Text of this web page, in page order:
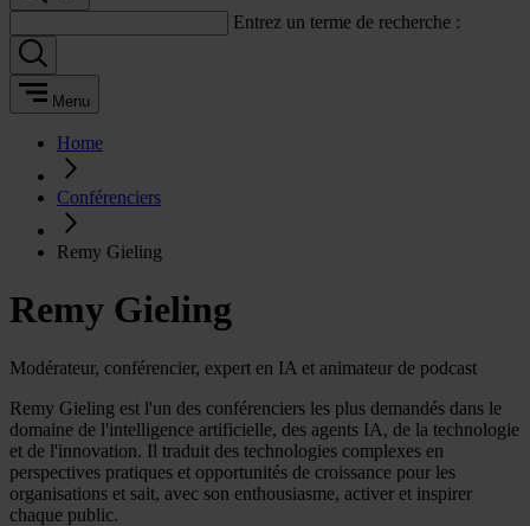
Entrez un terme de recherche :
Menu
Home
Conférenciers
Remy Gieling
Remy Gieling
Modérateur, conférencier, expert en IA et animateur de podcast
Remy Gieling est l'un des conférenciers les plus demandés dans le
domaine de l'intelligence artificielle, des agents IA, de la technologie
et de l'innovation. Il traduit des technologies complexes en
perspectives pratiques et opportunités de croissance pour les
organisations et sait, avec son enthousiasme, activer et inspirer
chaque public.